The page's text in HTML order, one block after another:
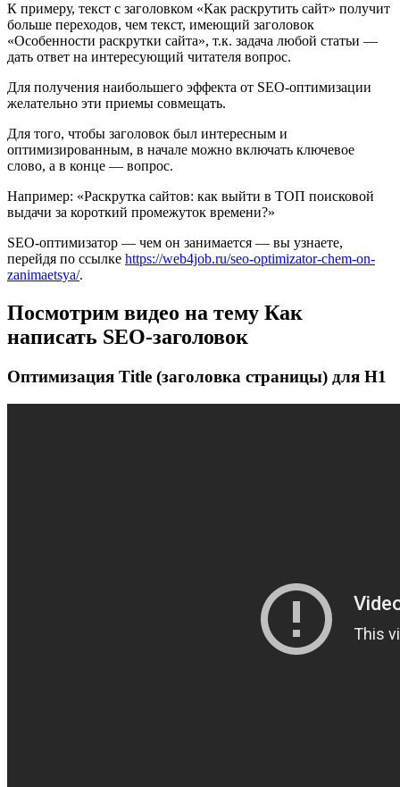
К примеру, текст с заголовком «Как раскрутить сайт» получит
больше переходов, чем текст, имеющий заголовок
«Особенности раскрутки сайта», т.к. задача любой статьи —
дать ответ на интересующий читателя вопрос.
Для получения наибольшего эффекта от SEO-оптимизации
желательно эти приемы совмещать.
Для того, чтобы заголовок был интересным и
оптимизированным, в начале можно включать ключевое
слово, а в конце — вопрос.
Например: «Раскрутка сайтов: как выйти в ТОП поисковой
выдачи за короткий промежуток времени?»
SEO-оптимизатор — чем он занимается — вы узнаете,
перейдя по ссылке https://web4job.ru/seo-optimizator-chem-on-
zanimaetsya/.
Посмотрим видео на тему Как
написать SEO-заголовок
Оптимизация Title (заголовка страницы) для H1